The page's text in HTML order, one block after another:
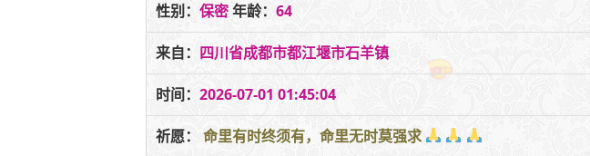
性别： 保密年龄： 64
来自： 四川省成都市都江堰市石羊镇
时间： 2026-07-01 01:45:04
祈愿： 命里有时终须有，命里无时莫强求